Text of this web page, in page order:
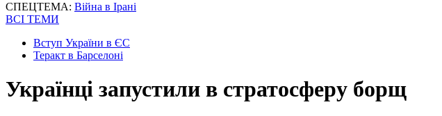
СПЕЦТЕМА: Війна в Ірані
ВСІ ТЕМИ
Вступ України в ЄС
Теракт в Барселоні
Українці запустили в стратосферу борщ